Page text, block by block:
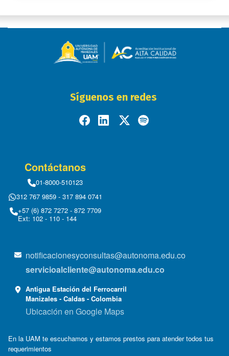
Síguenos en redes
Contáctanos
01-8000-510123
312 767 9859 - 317 894 0741
+57 (6) 872 7272 - 872 7709
Ext: 102 - 110 - 144
notificacionesyconsultas@autonoma.edu.co
servicioalcliente@autonoma.edu.co
Antigua Estación del Ferrocarril
Manizales - Caldas - Colombia
Ubicación en Google Maps
En la UAM te escuchamos y estamos prestos para atender todos tus
requerimientos